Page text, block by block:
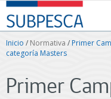
Contenido
principal
SUBPESCA
-
Subsecretaría
de
Acuicultura
Inicio / Normativa / Primer
categoría Masters
Primer